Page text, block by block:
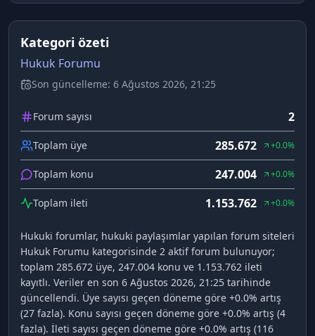
Kategori özeti
Hukuk Forumu
Son güncelleme: 6 Ağustos 2026, 21:25
Forum sayısı 2
Toplam üye 285.672 +0.0%
Toplam konu 247.004 +0.0%
Toplam ileti 1.153.762 +0.0%
Hukuki forumlar, hukuki paylaşımlar yapılan forum siteleri
Hukuk Forumu kategorisinde 2 aktif forum bulunuyor;
toplam 285.672 üye, 247.004 konu ve 1.153.762 ileti
kayıtlı. Veriler en son 6 Ağustos 2026, 21:25 tarihinde
güncellendi. Üye sayısı geçen döneme göre +0.0% artış
(27 fazla). Konu sayısı geçen döneme göre +0.0% artış (4
fazla). İleti sayısı geçen döneme göre +0.0% artış (116